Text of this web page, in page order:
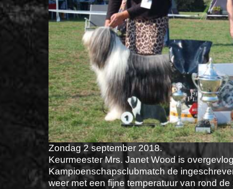
Zondag 2 september 2018.
Keurmeester Mrs. Janet Wood is
Kampioenschapsclubmatch de
weer met een fijne temperatuur van rond